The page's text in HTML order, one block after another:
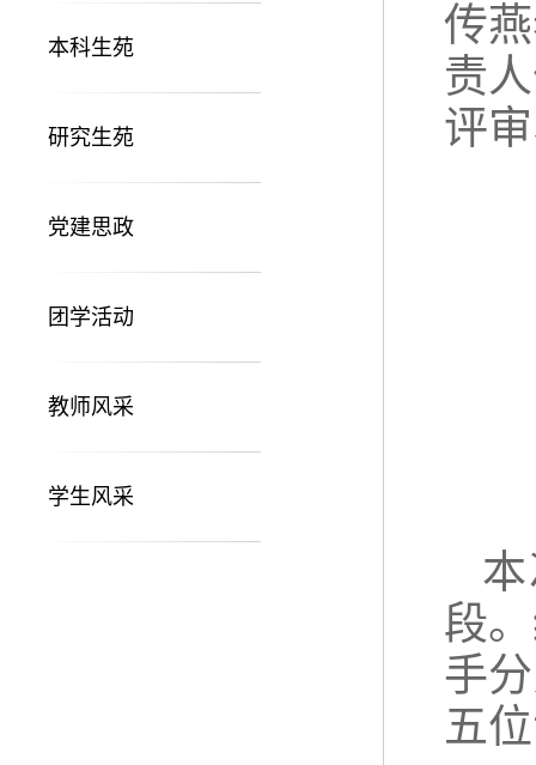
本科生苑
研究生苑
党建思政
团学活动
教师风采
学生风采
传
责
评
段
手
五